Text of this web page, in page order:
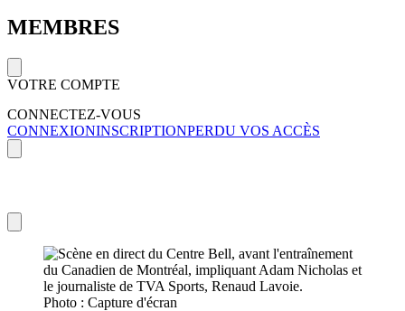
MEMBRES
VOTRE COMPTE
CONNECTEZ-VOUS
CONNEXIONINSCRIPTIONPERDU VOS ACCÈS
Photo : Capture d'écran